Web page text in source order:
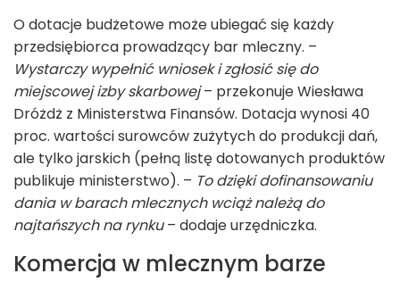
O dotacje budżetowe może ubiegać się każdy
przedsiębiorca prowadzący bar mleczny. –
Wystarczy wypełnić wniosek i zgłosić się do
miejscowej izby skarbowej– przekonuje Wiesława
Dróżdż z Ministerstwa Finansów. Dotacja wynosi 40
proc. wartości surowców zużytych do produkcji dań,
ale tylko jarskich (pełną listę dotowanych produktów
publikuje ministerstwo). – To dzięki dofinansowaniu
dania w barach mlecznych wciąż należą do
najtańszych na rynku– dodaje urzędniczka.
Komercja w mlecznym barze